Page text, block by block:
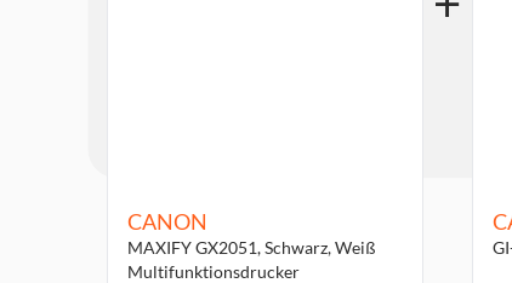
CANON
MAXIFY GX2051, Schwarz, Weiß
Multifunktionsdrucker